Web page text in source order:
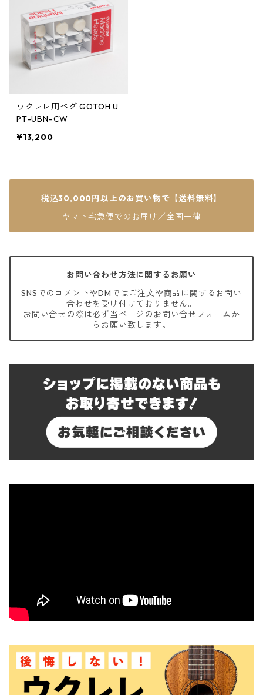
ウクレレ用ペグ GOTOH U
PT-UBN-CW
¥13,200
税込30,000円以上のお買い物で【送料無料】
ヤマト宅急便でのお届け／全国一律
お問い合わせ方法に関するお願い
SNSでのコメントやDMではご注文や商品に関するお問い
合わせを受け付けておりません。
お問い合せの際は必ず当ページのお問い合せフォームか
らお願い致します。